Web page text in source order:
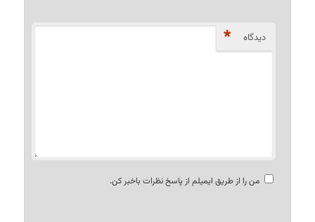
دیدگاه *
من را از طریق ایمیلم از پاسخ نظرات باخبر کن.